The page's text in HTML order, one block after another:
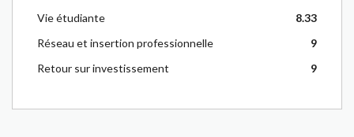
Vie étudiante
8.33
Réseau et insertion professionnelle
9
Retour sur investissement
9